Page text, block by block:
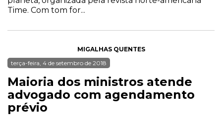
Time. Com tom for...
MIGALHAS QUENTES
terça-feira, 4 de setembro de 2018
Maioria dos ministros atende
advogado com agendamento
prévio